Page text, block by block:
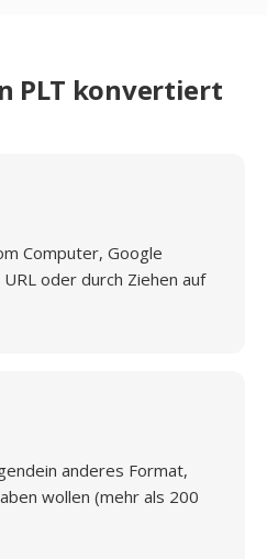
PLT konvertiert
Computer, Google
oder durch Ziehen auf
anderes Format,
wollen (mehr als 200